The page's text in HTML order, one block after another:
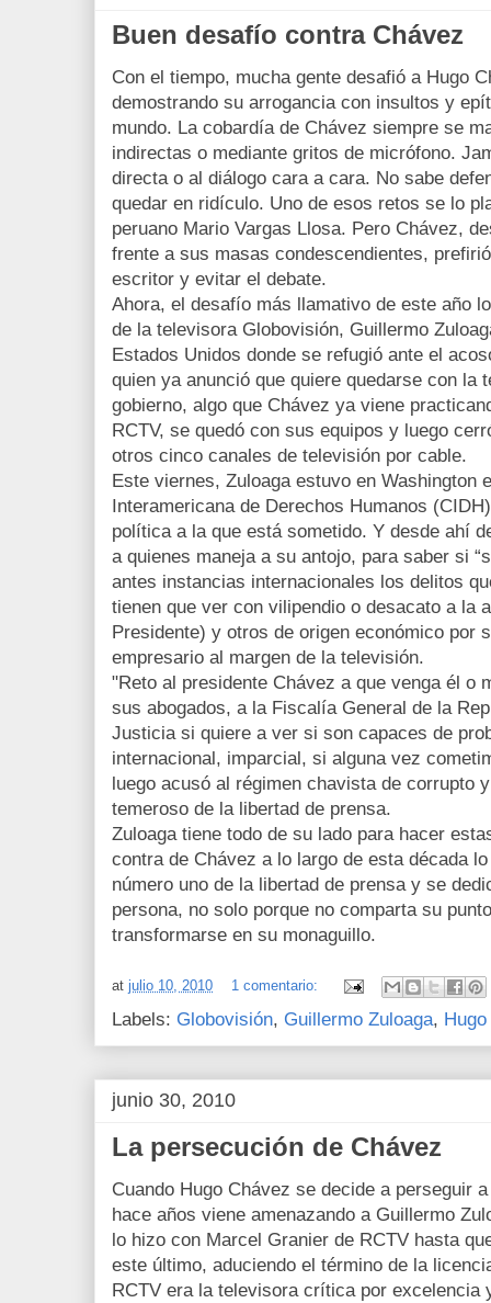
Buen desafío contra Chávez
Con el tiempo, mucha gente desafió a Hugo
demostrando su arrogancia con insultos y
mundo. La cobardía de Chávez siempre se
indirectas o mediante gritos de micrófono.
directa o al diálogo cara a cara. No sabe
quedar en ridículo. Uno de esos retos se lo
peruano Mario Vargas Llosa. Pero Chávez,
frente a sus masas condescendientes,
escritor y evitar el debate.
Ahora, el desafío más llamativo de este año
de la televisora Globovisión, Guillermo
Estados Unidos donde se refugió ante el
quien ya anunció que quiere quedarse con la
gobierno, algo que Chávez ya viene
RCTV, se quedó con sus equipos y luego
otros cinco canales de televisión por cable.
Este viernes, Zuloaga estuvo en Washington
Interamericana de Derechos Humanos
política a la que está sometido. Y desde ahí
a quienes maneja a su antojo, para saber si
antes instancias internacionales los delitos
tienen que ver con vilipendio o desacato a la
Presidente) y otros de origen económico por
empresario al margen de la televisión.
"Reto al presidente Chávez a que venga él o
sus abogados, a la Fiscalía General de la
Justicia si quiere a ver si son capaces de
internacional, imparcial, si alguna vez
luego acusó al régimen chavista de corrupto
temeroso de la libertad de prensa.
Zuloaga tiene todo de su lado para hacer
contra de Chávez a lo largo de esta década
número uno de la libertad de prensa y se
persona, no solo porque no comparta su
transformarse en su monaguillo.
at julio 10, 2010 1 comentario:
Labels: Globovisión, Guillermo Zuloaga,
junio 30, 2010
La persecución de Chávez
Cuando Hugo Chávez se decide a perseguir
hace años viene amenazando a Guillermo
lo hizo con Marcel Granier de RCTV hasta
este último, aduciendo el término de la
RCTV era la televisora crítica por excelencia